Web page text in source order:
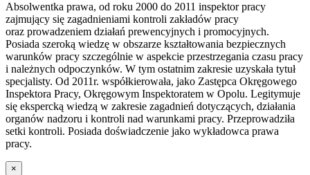
Absolwentka prawa, od roku 2000 do 2011 inspektor pracy
zajmujący się zagadnieniami kontroli zakładów pracy
oraz prowadzeniem działań prewencyjnych i promocyjnych.
Posiada szeroką wiedzę w obszarze kształtowania bezpiecznych
warunków pracy szczególnie w aspekcie przestrzegania czasu pracy
i należnych odpoczynków. W tym ostatnim zakresie uzyskała tytuł
specjalisty. Od 2011r. współkierowała, jako Zastępca Okręgowego
Inspektora Pracy, Okręgowym Inspektoratem w Opolu. Legitymuje
się ekspercką wiedzą w zakresie zagadnień dotyczących, działania
organów nadzoru i kontroli nad warunkami pracy. Przeprowadziła
setki kontroli. Posiada doświadczenie jako wykładowca prawa
pracy.
×